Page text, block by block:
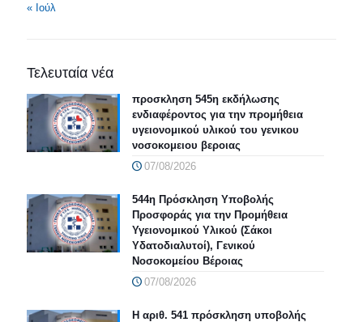
« Ιούλ
Τελευταία νέα
προσκληση 545η εκδήλωσης
ενδιαφέροντος για την προμήθεια
υγειονομικού υλικού του γενικου
νοσοκομειου βεροιας
07/08/2026
544η Πρόσκληση Υποβολής
Προσφοράς για την Προμήθεια
Υγειονομικού Υλικού (Σάκοι
Υδατοδιαλυτοί), Γενικού
Νοσοκομείου Βέροιας
07/08/2026
Η αριθ. 541 πρόσκληση υποβολής